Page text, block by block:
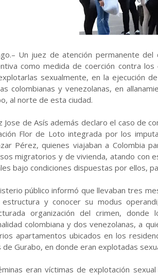
Un juez de atención permanente
como medida de coerción contra
sexualmente, en la ejecución
colombianas y venezolanas, en
al norte de esta ciudad.
Jose de Asís además declaro el caso de
Flor de Loto integrada por los
Pérez, quienes viajaban a Colombia
migratorios y de vivienda, atando con
bajo condiciones dispuestas por ellos,
público informó que llevaban tres
y conocer su modus
organización del crimen,
colombiana y dos venezolanas, a
apartamentos ubicados en los
de Gurabo, en donde eran explotadas
eran víctimas de explotación